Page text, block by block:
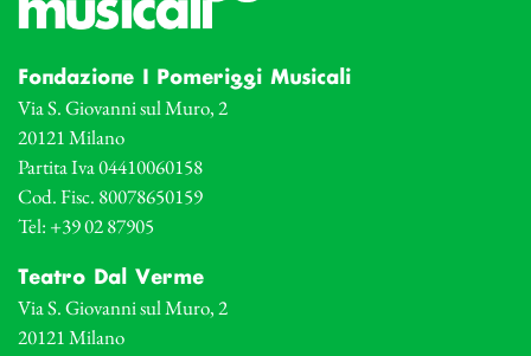
Fondazione I Pomeriggi Musicali
Via S. Giovanni sul Muro, 2
20121 Milano
Partita Iva 04410060158
Cod. Fisc. 80078650159
Tel: +39 02 87905
Teatro Dal Verme
Via S. Giovanni sul Muro, 2
20121 Milano